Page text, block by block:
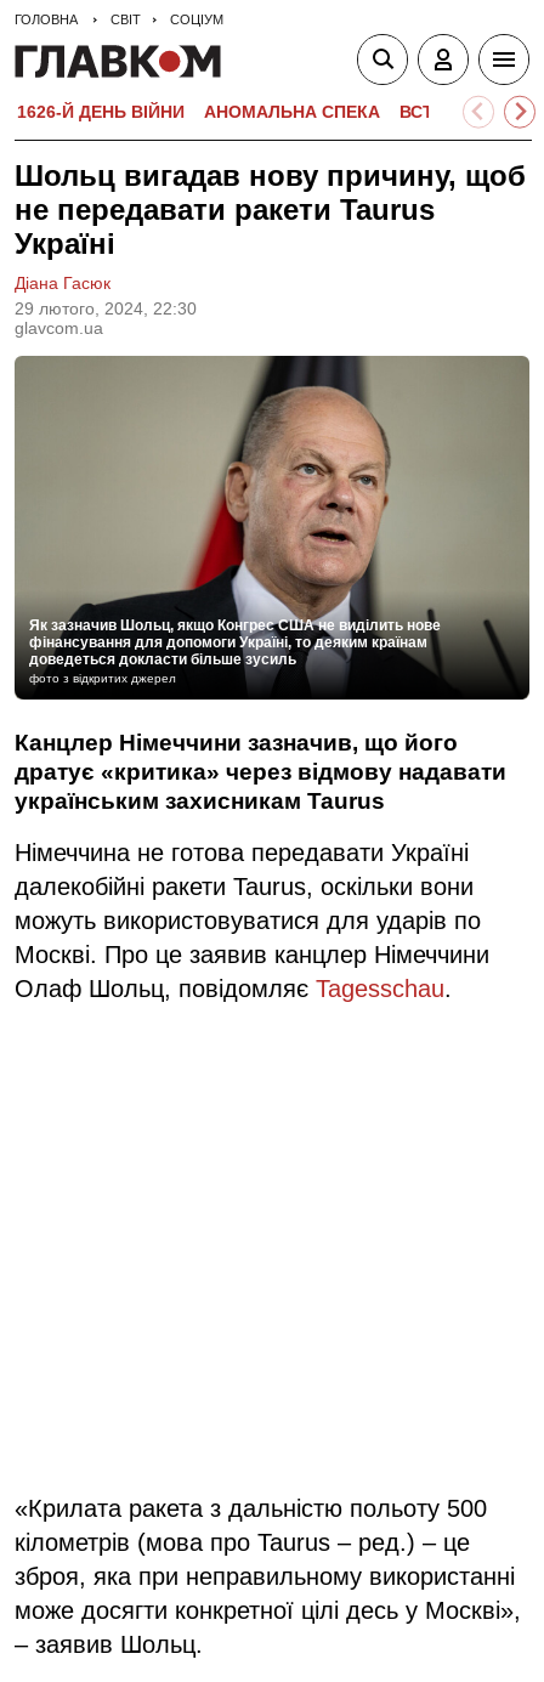
ГОЛОВНА СВІТ СОЦІУМ
1626-Й ДЕНЬ ВІЙНИ АНОМАЛЬНА СПЕКА ВСТУПНА
Шольц вигадав нову причину, щоб
не передавати ракети Taurus
Україні
29 лютого, 2024, 22:30
glavcom.ua
Діана Гасюк
Як зазначив Шольц, якщо Конгрес США не виділить нове
фінансування для допомоги Україні, то деяким країнам
доведеться докласти більше зусиль
фото з відкритих джерел
Канцлер Німеччини зазначив, що його
дратує «критика» через відмову надавати
українським захисникам Taurus
Німеччина не готова передавати Україні
далекобійні ракети Taurus, оскільки вони
можуть використовуватися для ударів по
Москві. Про це заявив канцлер Німеччини
Олаф Шольц, повідомляє Tagesschau.
«Крилата ракета з дальністю польоту 500
кілометрів (мова про Taurus – ред.) – це
зброя, яка при неправильному використанні
може досягти конкретної цілі десь у Москві»,
– заявив Шольц.